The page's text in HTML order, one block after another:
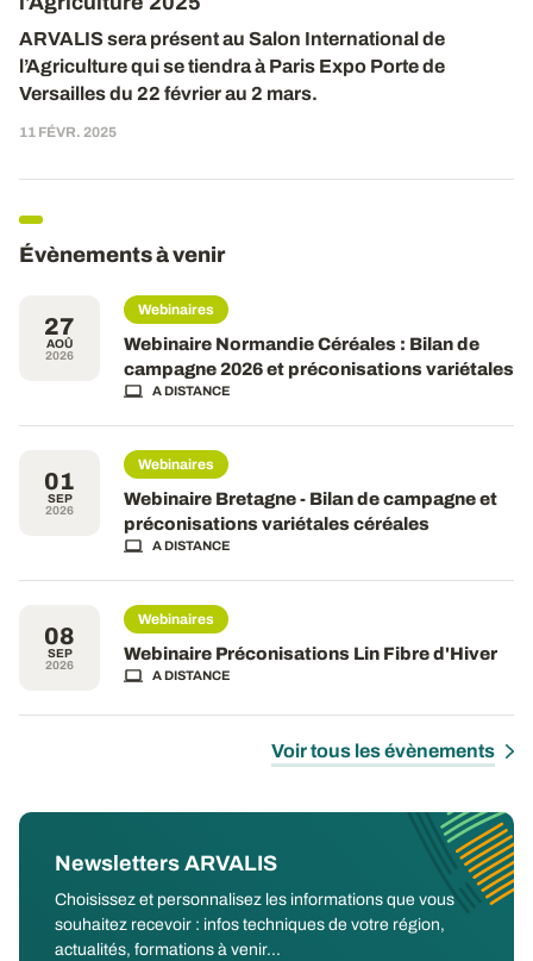
ARVALIS sera présentau Salon International de
l’Agriculture qui se tiendra à Paris Expo Porte de
Versailles du 22 février au 2 mars.
11 FÉVR. 2025
Évènements à venir
27
AOÛ
2026
Webinaires
Webinaire Normandie Céréales : Bilan de
campagne 2026 et préconisations variétales
A DISTANCE
01
SEP
2026
Webinaires
Webinaire Bretagne - Bilan de campagne et
préconisations variétales céréales
A DISTANCE
08
SEP
2026
Webinaires
Webinaire Préconisations Lin Fibre d'Hiver
A DISTANCE
Voir tous les évènements
Newsletters ARVALIS
Choisissez et personnalisez les informations que vous
souhaitez recevoir : infos techniques de votre région,
actualités, formations à venir...